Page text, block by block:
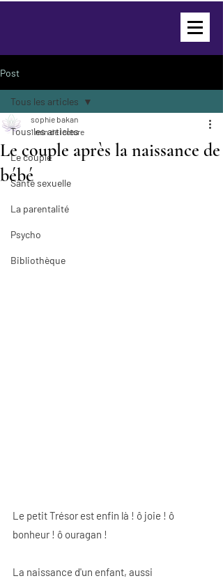
Post
Tous les articles
Le couple
Santé sexuelle
La parentalité
Psycho
Bibliothèque
Tous les articles
Le couple après la naissance de
bébé
sophie bakan
1 min de lecture
Le petit Trésor est enfin là ! ô joie ! ô
bonheur ! ô ouragan !
La naissance d'un enfant, aussi